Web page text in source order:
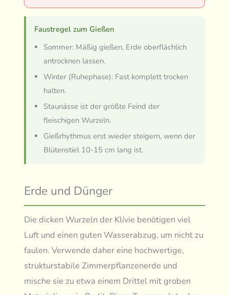
Faustregel zum Gießen
Sommer: Mäßig gießen, Erde oberflächlich
antrocknen lassen.
Winter (Ruhephase): Fast komplett trocken
halten.
Staunässe ist der größte Feind der
fleischigen Wurzeln.
Gießrhythmus erst wieder steigern, wenn der
Blütenstiel 10-15 cm lang ist.
Erde und Dünger
Die dicken Wurzeln der Klívie benötigen viel
Luft und einen guten Wasserabzug, um nicht zu
faulen. Verwende daher eine hochwertige,
strukturstabile Zimmerpflanzenerde und
mische sie zu etwa einem Drittel mit groben